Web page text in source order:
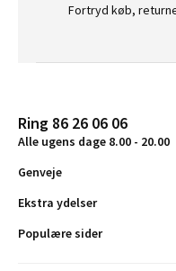
Fortryd køb,
Ring 86 26 06 06
Alle ugens dage 8.00 - 20.00
Genveje
Ekstra ydelser
Populære sider